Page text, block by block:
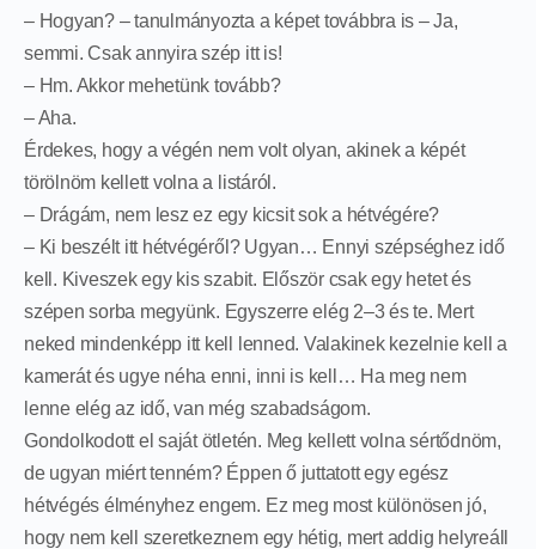
– Hogyan? – tanulmányozta a képet továbbra is – Ja,
semmi. Csak annyira szép itt is!
– Hm. Akkor mehetünk tovább?
– Aha.
Érdekes, hogy a végén nem volt olyan, akinek a képét
törölnöm kellett volna a listáról.
– Drágám, nem lesz ez egy kicsit sok a hétvégére?
– Ki beszélt itt hétvégéről? Ugyan… Ennyi szépséghez idő
kell. Kiveszek egy kis szabit. Először csak egy hetet és
szépen sorba megyünk. Egyszerre elég 2–3 és te. Mert
neked mindenképp itt kell lenned. Valakinek kezelnie kell a
kamerát és ugye néha enni, inni is kell… Ha meg nem
lenne elég az idő, van még szabadságom.
Gondolkodott el saját ötletén. Meg kellett volna sértődnöm,
de ugyan miért tenném? Éppen ő juttatott egy egész
hétvégés élményhez engem. Ez meg most különösen jó,
hogy nem kell szeretkeznem egy hétig, mert addig helyreáll